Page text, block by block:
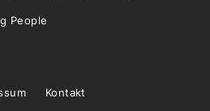
People
Kontakt